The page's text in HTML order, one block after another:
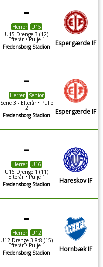
-
Herrer
U15
U15 Drenge 3 (12)
Efterår • Pulje 1
Fredensborg Stadion
Espergærde IF
-
Herrer
Senior
Serie 3 - Efterår • Pulje
2
Fredensborg Stadion
Espergærde IF
-
Herrer
U16
U16 Drenge 1 (11)
Efterår • Pulje 1
Fredensborg Stadion
Hareskov IF
-
Herrer
U12
U12 Drenge 3 8:8 (15)
Efterår • Pulje 1
Fredensborg Stadion
Hornbæk IF